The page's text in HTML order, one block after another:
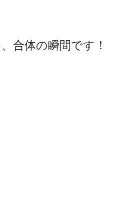
合体の瞬間です！